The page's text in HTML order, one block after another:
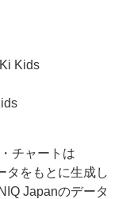
Kids
チャートは
タをもとに生成し
Japanのデータ